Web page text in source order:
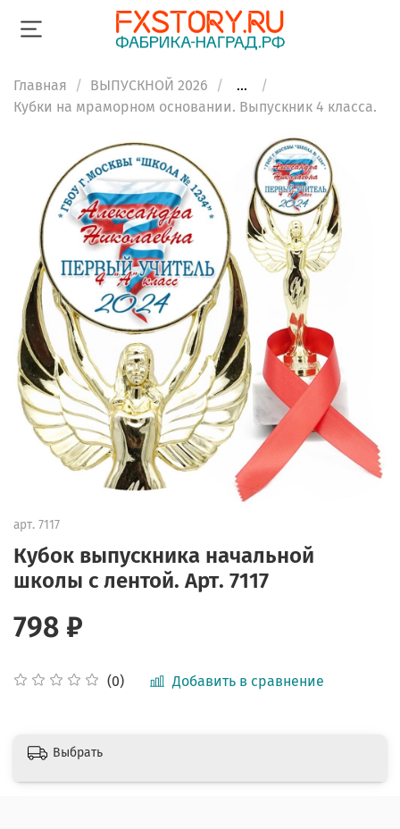
Главная ВЫПУСКНОЙ 2026
...
Кубки на мраморном основании. Выпускник 4 класса.
арт. 7117
Кубок выпускника начальной
школы с лентой. Арт. 7117
(0) Добавить в сравнение
798 ₽
Выбрать